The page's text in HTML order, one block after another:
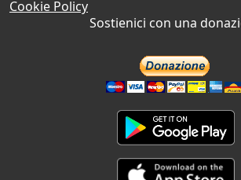
Cookie Policy
Sostienici con una